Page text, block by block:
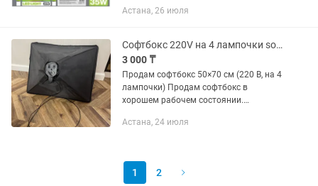
без резких теней. Модель разработана
фотографов и...
Астана, 26 июля
Софтбокс 220V на 4 лампочки softbox
3 000 ₸
Продам софтбокс 50×70 см (220 В, на 4
лампочки) Продам софтбокс в
хорошем рабочем состоянии.
кто только начинает заниматься фото-
Астана, 24 июля
1 2